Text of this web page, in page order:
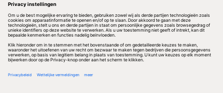
Privacyinstellingen
Volg ons